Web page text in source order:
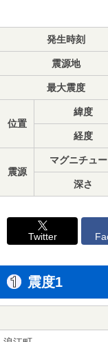
発生時刻
震源地
最大震度
位置
緯度
経度
震源
マグニチュ
深さ
Twitter
震度1